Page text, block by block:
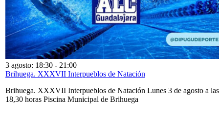
3 agosto: 18:30 - 21:00
Brihuega. XXXVII Interpueblos de Natación
Brihuega. XXXVII Interpueblos de Natación Lunes 3 de agosto a las
18,30 horas Piscina Municipal de Brihuega